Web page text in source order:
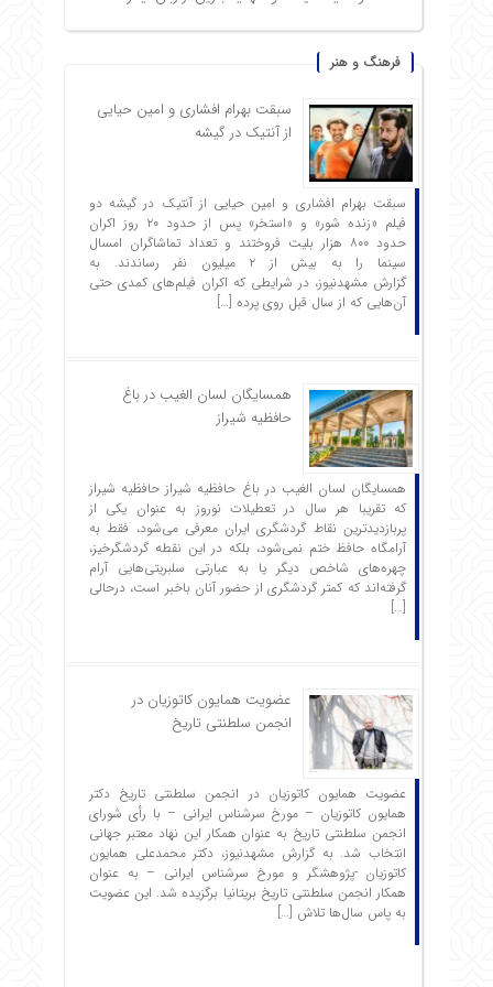
فرهنگ و هنر
سبقت بهرام افشاری و امین حیایی
از آنتیک در گیشه
سبقت بهرام افشاری و امین حیایی از آنتیک در گیشه دو
فیلم «زنده شور» و «استخر» پس از حدود ۲۰ روز اکران
حدود ۸۰۰ هزار بلیت فروختند و تعداد تماشاگران امسال
سینما را به بیش از ۲ میلیون نفر رساندند. به
گزارش مشهدنیوز، در شرایطی که اکران فیلم‌های کمدی حتی
آن‌هایی که از سال قبل روی پرده […]
همسایگان لسان الغیب در باغ
حافظیه شیراز
همسایگان لسان الغیب در باغ حافظیه شیراز حافظیه‌ شیراز
که تقریبا هر سال در تعطیلات نوروز به عنوان یکی از
پربازدیدترین نقاط گردشگری ایران معرفی می‌شود، فقط به
آرامگاه حافظ ختم نمی‌شود، بلکه در این نقطه گردشگرخیز،
چهره‌های شاخص دیگر یا به عبارتی سلبریتی‌هایی آرام
گرفته‌اند که کمتر گردشگری از حضور آنان باخبر است، درحالی
[…]
عضویت همایون کاتوزیان در
انجمن سلطنتی تاریخ
عضویت همایون کاتوزیان در انجمن سلطنتی تاریخ دکتر
همایون کاتوزیان – مورخ سرشناس ایرانی – با رأی شورای
انجمن سلطنتی تاریخ به عنوان همکار این نهاد معتبر جهانی
انتخاب شد. به گزارش مشهدنیوز، دکتر محمدعلی همایون
کاتوزیان -پژوهشگر و مورخ سرشناس ایرانی – به عنوان
همکار انجمن سلطنتی تاریخ بریتانیا برگزیده شد. این عضویت
به پاس سال‌ها تلاش […]